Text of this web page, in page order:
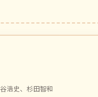
浩史、杉田智和